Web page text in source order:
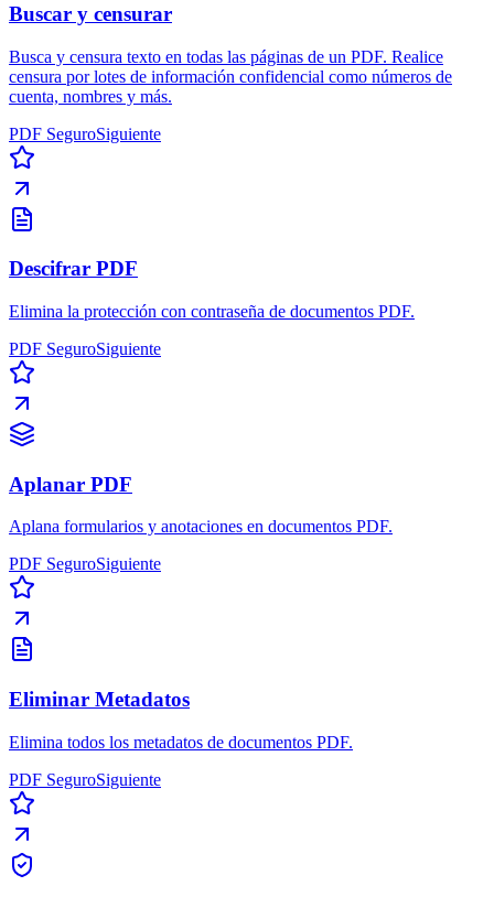
Buscar y censurar
Busca y censura texto en todas las páginas de un PDF. Realice
censura por lotes de información confidencial como números de
cuenta, nombres y más.
PDF SeguroSiguiente
Descifrar PDF
Elimina la protección con contraseña de documentos PDF.
PDF SeguroSiguiente
Aplanar PDF
Aplana formularios y anotaciones en documentos PDF.
PDF SeguroSiguiente
Eliminar Metadatos
Elimina todos los metadatos de documentos PDF.
PDF SeguroSiguiente